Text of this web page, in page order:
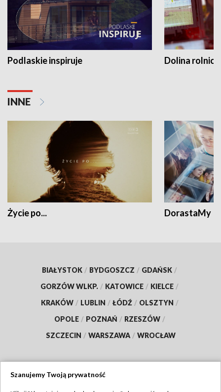
Podlaskie inspiruje Dolina
INNE
Życie po... DorastaMy
BIAŁYSTOK / BYDGOSZCZ / GDAŃSK /
GORZÓW WLKP. / KATOWICE / KIELCE /
KRAKÓW / LUBLIN / ŁÓDŹ / OLSZTYN /
OPOLE / POZNAŃ / RZESZÓW /
SZCZECIN / WARSZAWA / WROCŁAW
Szanujemy Twoją prywatność